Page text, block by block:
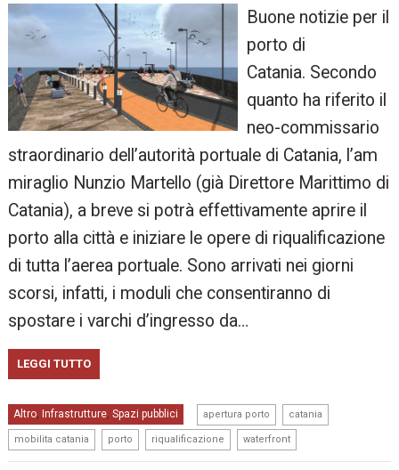
Buone notizie per il
porto di
Catania. Secondo
quanto ha riferito il
neo-commissario
straordinario dell’autorità portuale di Catania, l’am
miraglio Nunzio Martello (già Direttore Marittimo di
Catania), a breve si potrà effettivamente aprire il
porto alla città e iniziare le opere di riqualificazione
di tutta l’aerea portuale. Sono arrivati nei giorni
scorsi, infatti, i moduli che consentiranno di
spostare i varchi d’ingresso da…
LEGGI TUTTO
Altro, Infrastrutture,Spazi pubblici apertura porto catania
mobilita catania porto riqualificazione waterfront